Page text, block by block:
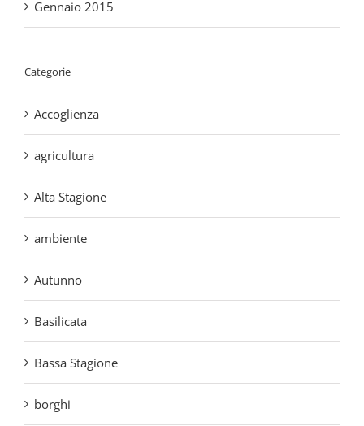
Accoglienza
agricultura
Alta Stagione
ambiente
Autunno
Basilicata
Bassa Stagione
borghi
Borghi del Pollino
Borghi di Calabria